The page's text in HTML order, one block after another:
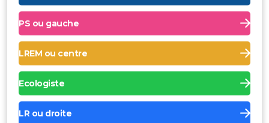
PS ou gauche
LREM ou centre
Ecologiste
LR ou droite